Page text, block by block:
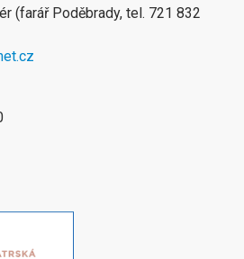
(farář Poděbrady, tel. 721 832